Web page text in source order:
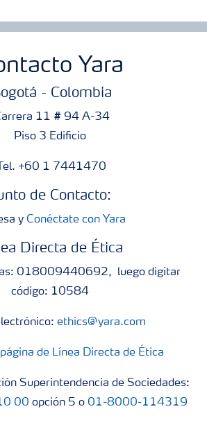
Yara
- Colombia
11 # 94 A-34
Piso 3 Edificio
Tel. +60 1 7441470
de Contacto:
y Conéctate con Yara
Directa de Ética
018009440692, luego digitar
código: 10584
ethics@yara.com
de Línea Directa de Ética
Superintendencia de Sociedades:
00 opción 5 o 01-8000-114319